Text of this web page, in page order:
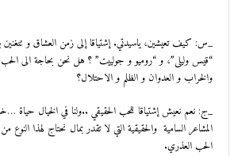
_س: كيف تعيشين، ياسيدتي. إشتياقا إلى زمن العشاق و تتغنين
“قيس وليلى”، و “روميو و جولييت” ؟ هل نحن بحاجة الى
والخراب و العدوان و الظلم و الاحتلال؟
_ج: نعم نعيش إشتياقا للحب الحقيقي ..ولنا في الخيال حياة
المشاعر السامية والحقيقية التي لا تقدر بمال نحتاج لهذا
الحب العذري.